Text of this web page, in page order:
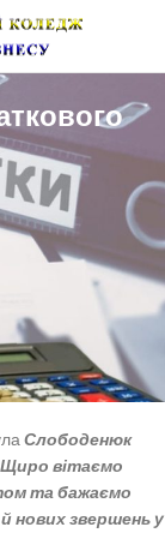
освіти
з
завдання з
цифрового
високий рівень
а також
Слободенюк
Щиро вітаємо
та бажаємо
нових звершень у